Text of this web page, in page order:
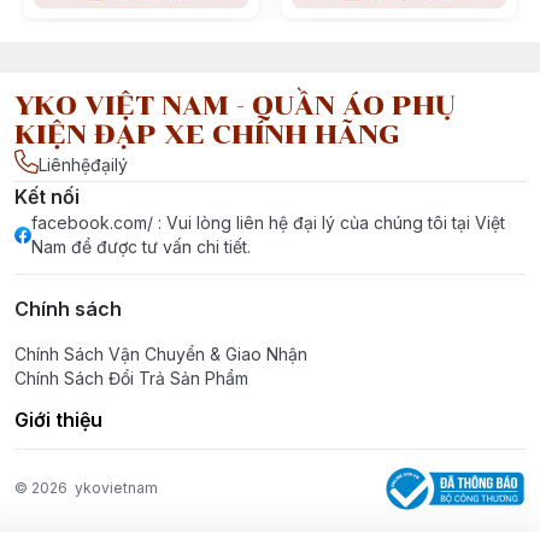
YKO VIỆT NAM - QUẦN ÁO PHỤ
KIỆN ĐẠP XE CHÍNH HÃNG
Liênhệđạilý
Kết nối
facebook.com/ : Vui lòng liên hệ đại lý của chúng tôi tại Việt
Nam để được tư vấn chi tiết.
Chính sách
Chính Sách Vận Chuyển & Giao Nhận
Chính Sách Đổi Trả Sản Phẩm
Giới thiệu
© 2026 ykovietnam